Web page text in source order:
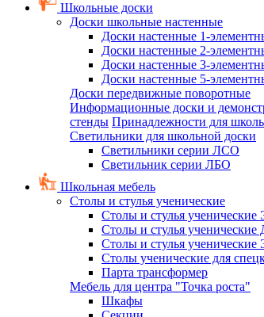
Школьные доски
Доски школьные настенные
Доски настенные 1-
Доски настенные 2-
Доски настенные 3-
Доски настенные 5-
Доски передвижные поворотные
Информационные доски и
стенды Принадлежности для
Светильники для школьной доски
Светильники серии ЛСО
Светильник серии ЛБО
Школьная мебель
Столы и стулья ученические
Столы и стулья ученические
Столы и стулья ученические
Столы и стулья ученические
Столы ученические для
Парта трансформер
Мебель для центра "Точка роста"
Шкафы